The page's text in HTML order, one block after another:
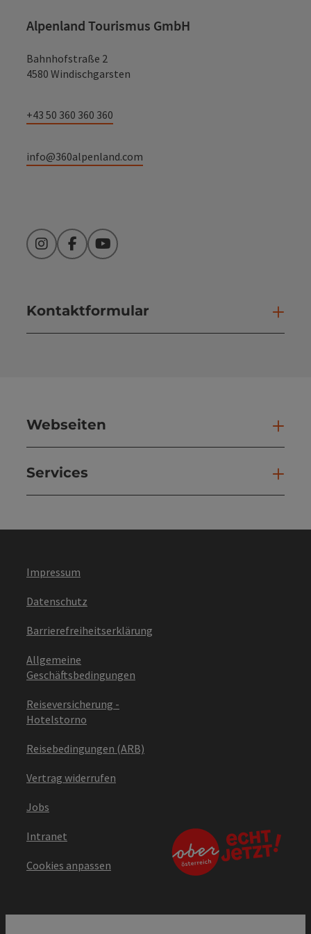
Alpenland Tourismus GmbH
Bahnhofstraße 2
4580 Windischgarsten
+43 50 360 360 360
info@360alpenland.com
InstagramFacebookYouTube
Kontaktformular
Webseiten
Services
Impressum
Datenschutz
Barrierefreiheitserklärung
Allgemeine
Geschäftsbedingungen
Reiseversicherung -
Hotelstorno
Reisebedingungen (ARB)
Vertrag widerrufen
Jobs
Intranet
Cookies anpassen